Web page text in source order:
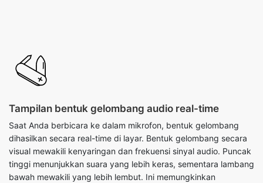
Tampilan bentuk gelombang audio real-time
Saat Anda berbicara ke dalam mikrofon, bentuk gelombang
dihasilkan secara real-time di layar. Bentuk gelombang secara
visual mewakili kenyaringan dan frekuensi sinyal audio. Puncak
tinggi menunjukkan suara yang lebih keras, sementara lambang
bawah mewakili yang lebih lembut. Ini memungkinkan